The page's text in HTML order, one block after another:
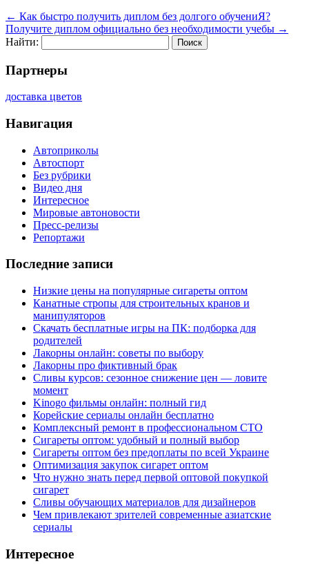
← Как быстро получить диплом без долгого обучениЯ?
Получите диплом официально без необходимости учебы →
Найти:
Партнеры
доставка цветов
Навигация
Автоприколы
Автоспорт
Без рубрики
Видео дня
Интересное
Мировые автоновости
Пресс-релизы
Репортажи
Последние записи
Низкие цены на популярные сигареты оптом
Канатные стропы для строительных кранов и
манипуляторов
Скачать бесплатные игры на ПК: подборка для
родителей
Лакорны онлайн: советы по выбору
Лакорны про фиктивный брак
Сливы курсов: сезонное снижение цен — ловите
момент
Kinogo фильмы онлайн: полный гид
Корейские сериалы онлайн бесплатно
Комплексный ремонт в профессиональном СТО
Сигареты оптом: удобный и полный выбор
Сигареты оптом без предоплаты по всей Украине
Оптимизация закупок сигарет оптом
Что нужно знать перед первой оптовой покупкой
сигарет
Сливы обучающих материалов для дизайнеров
Чем привлекают зрителей современные азиатские
сериалы
Интересное